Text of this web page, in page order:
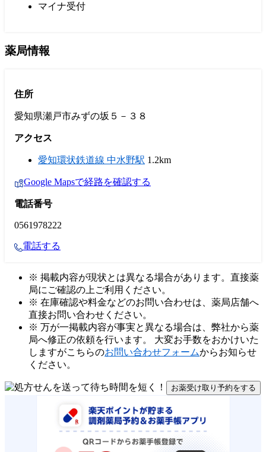
マイナ受付
薬局情報
住所
愛知県瀬戸市みずの坂５－３８
アクセス
愛知環状鉄道線 中水野駅 1.2km
Google Mapsで経路を確認する
電話番号
0561978222
電話する
※ 掲載内容が現状とは異なる場合があります。直接薬
局にご確認の上ご利用ください。
※ 在庫確認や料金などのお問い合わせは、薬局店舗へ
直接お問い合わせください。
※ 万が一掲載内容が事実と異なる場合は、弊社から薬
局へ修正の依頼を行います。 大変お手数をおかけいた
しますがこちらのお問い合わせフォームからお知らせ
ください。
お薬受け取り予約をする